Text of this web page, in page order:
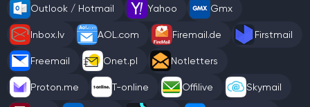
Outlook / Hotmail Yahoo Gmx
Inbox.lv AOL.com Firemail.de Firstmail
Freemail Onet.pl Notletters
Proton.me T-online Offilive Skymail